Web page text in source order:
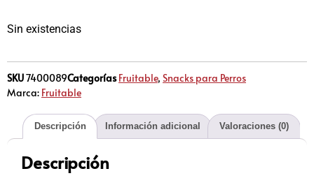
Sin existencias
SKU7400089Categorías Fruitable, Snacks para Perros
Marca: Fruitable
Descripción Información adicional Valoraciones (0)
Descripción